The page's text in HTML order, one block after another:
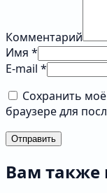
Комментарий
Имя *
E-mail *
Сохранить
браузере для
Отправить
Вам также